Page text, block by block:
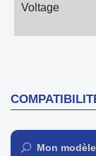
Voltage
Mon